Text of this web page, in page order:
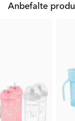
oppover. Denne
Hver kopp er
forhindrer søl
drikking. Laget av
oppvaskmaskin,
brukervennlighet i
Den ergonomiske
Anbefalte